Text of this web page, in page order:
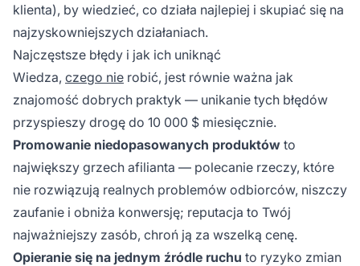
klienta), by wiedzieć, co działa najlepiej i skupiać się na
najzyskowniejszych działaniach.
Najczęstsze błędy i jak ich uniknąć
Wiedza, czego nie robić, jest równie ważna jak
znajomość dobrych praktyk — unikanie tych błędów
przyspieszy drogę do 10 000 $ miesięcznie.
Promowanie niedopasowanych produktów to
największy grzech afilianta — polecanie rzeczy, które
nie rozwiązują realnych problemów odbiorców, niszczy
zaufanie i obniża konwersję; reputacja to Twój
najważniejszy zasób, chroń ją za wszelką cenę.
Opieranie się na jednym źródle ruchu to ryzyko zmian